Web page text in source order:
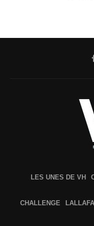
LES UNES DE VH
CHALLENGE